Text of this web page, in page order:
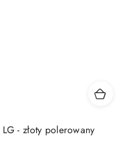
- złoty polerowany